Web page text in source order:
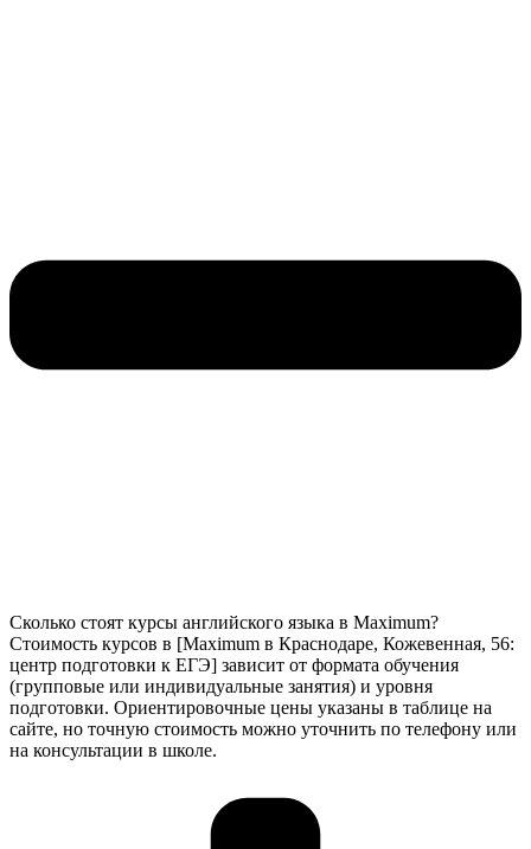
Сколько стоят курсы английского языка в Maximum?
Стоимость курсов в [Maximum в Краснодаре, Кожевенная, 56:
центр подготовки к ЕГЭ] зависит от формата обучения
(групповые или индивидуальные занятия) и уровня
подготовки. Ориентировочные цены указаны в таблице на
сайте, но точную стоимость можно уточнить по телефону или
на консультации в школе.